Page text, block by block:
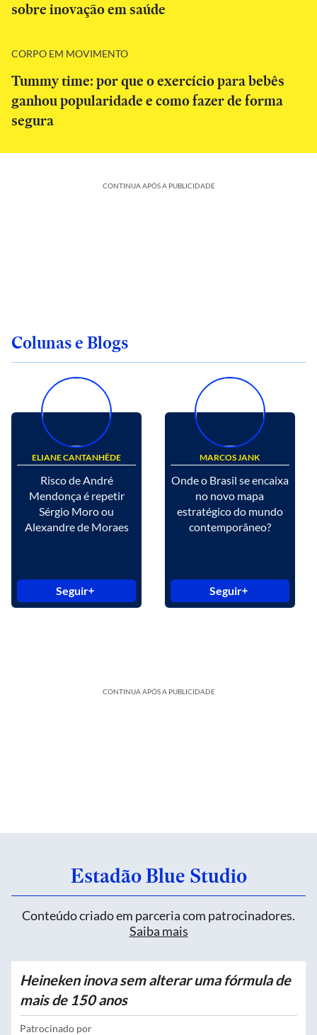
sobre inovação em saúde
CORPO EM MOVIMENTO
Tummy time: por que o exercício para bebês
ganhou popularidade e como fazer de forma
segura
CONTINUA APÓS A PUBLICIDADE
Colunas e Blogs
ELIANE CANTANHÊDE
Risco de André
Mendonça é repetir
Sérgio Moro ou
Alexandre de Moraes
Seguir
MARCOS JANK
Onde o Brasil se encaixa
no novo mapa
estratégico do mundo
contemporâneo?
Seguir
CONTINUA APÓS A PUBLICIDADE
Estadão Blue Studio
Conteúdo criado em parceria com patrocinadores.
Saiba mais
Heineken inova sem alterar uma fórmula de
mais de 150 anos
Patrocinado por